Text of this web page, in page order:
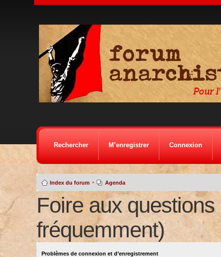
Rechercher M’enregistrer Connexion
Index du forum • Agenda
Foire aux
fréquemment)
Problèmes de connexion et d’enregistrement